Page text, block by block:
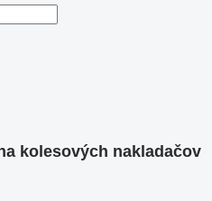
kolesových nakladačov